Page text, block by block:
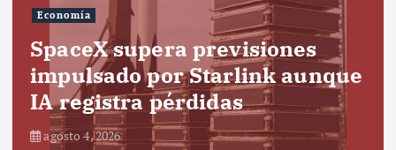
Economía
SpaceX supera previsiones
impulsado por Starlink aunque
IA registra pérdidas
agosto 4, 2026